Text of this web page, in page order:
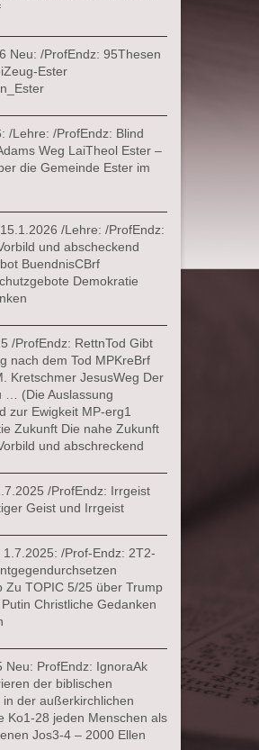
Neu: /ProfEndz: 95Thesen
Ester
/Lehre: /ProfEndz: Blind
Weg LaiTheol Ester –
die Gemeinde Ester im
/Lehre: /ProfEndz:
und abscheckend
BuendnisCBrf
Demokratie
/ProfEndz: RettnTod Gibt
nach dem Tod MPKreBrf
Kretschmer JesusWeg Der
… (Die Auslassung
zur Ewigkeit MP-erg1
Zukunft Die nahe Zukunft
und abschreckend
/ProfEndz: Irrgeist
Geist und Irrgeist
1.7.2025: /Prof-Endz: 2T2-
Zu TOPIC 5/25 über Trump
Christliche Gedanken
Neu: ProfEndz: IgnoraAk
der biblischen
in der außerkirchlichen
Ko1-28 jeden Menschen als
Jos3-4 – 2000 Ellen